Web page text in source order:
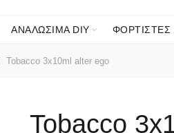
ΑΝΑΛΩΣΙΜΑ DIY ΦΟΡΤΙΣΤΕΣ
Tobacco 3x10ml alter ego
Tobacco